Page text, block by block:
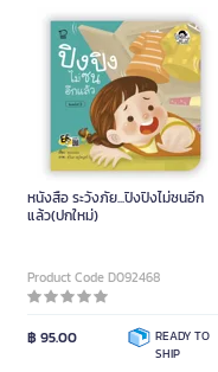
หนังสือ ระวังภัย...ปิงปิงไม่ซนอีก
แล้ว(ปกใหม่)
Product Code D092468
฿ 95.00
READY TO
SHIP